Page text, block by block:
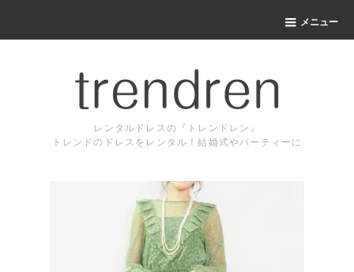
メニュー
レンタルドレスの『トレンドレン』
トレンドのドレスをレンタル！結婚式やパーティーに